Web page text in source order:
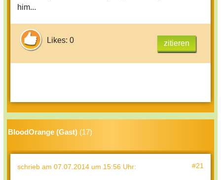
him...
Likes: 0 zitieren
BloodOrange (Gast) (17)
schrieb am 07.07.2014 um 15:56 Uhr: #21